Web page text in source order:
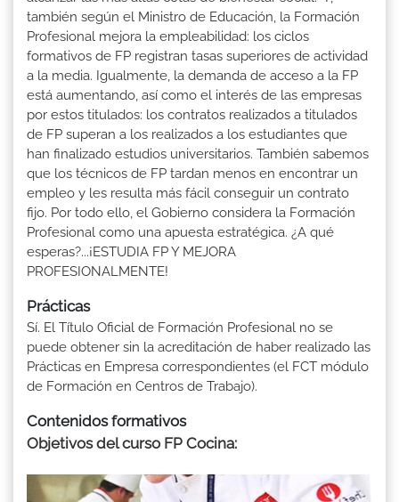
también según el Ministro de Educación, la Formación
Profesional mejora la empleabilidad: los ciclos
formativos de FP registran tasas superiores de actividad
a la media. Igualmente, la demanda de acceso a la FP
está aumentando, así como el interés de las empresas
por estos titulados: los contratos realizados a titulados
de FP superan a los realizados a los estudiantes que
han finalizado estudios universitarios. También sabemos
que los técnicos de FP tardan menos en encontrar un
empleo y les resulta más fácil conseguir un contrato
fijo. Por todo ello, el Gobierno considera la Formación
Profesional como una apuesta estratégica. ¿A qué
esperas?...¡ESTUDIA FP Y MEJORA
PROFESIONALMENTE!
Prácticas
Sí. El Título Oficial de Formación Profesional no se
puede obtener sin la acreditación de haber realizado las
Prácticas en Empresa correspondientes (el FCT módulo
de Formación en Centros de Trabajo).
Contenidos formativos
Objetivos del curso FP Cocina: